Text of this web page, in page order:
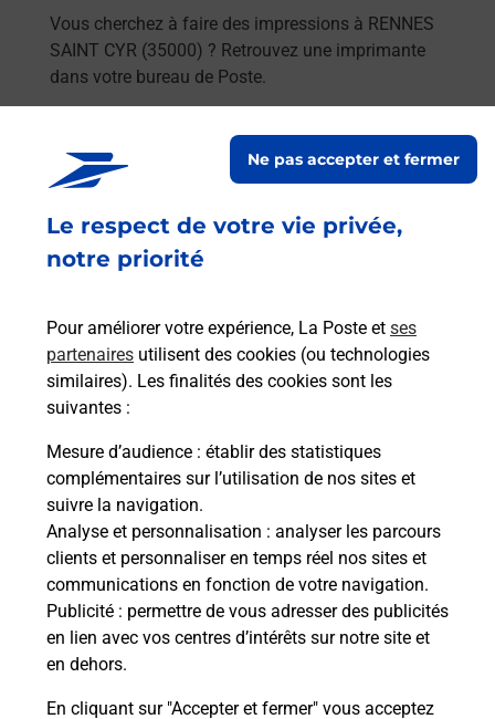
Le respect de votre vie privée,
notre priorité
Pour améliorer votre expérience, La Poste et ses
partenaires utilisent des cookies (ou technologies
similaires). Les finalités des cookies sont les
suivantes :
Mesure d’audience : établir des statistiques
complémentaires sur l’utilisation de nos sites et
suivre la navigation.
Analyse et personnalisation : analyser les parcours
clients et personnaliser en temps réel nos sites et
communications en fonction de votre navigation.
Publicité : permettre de vous adresser des publicités
en lien avec vos centres d’intérêts sur notre site et
en dehors.
En cliquant sur "Accepter et fermer" vous acceptez
Ne pas accepter et fermer
Vous cherchez à faire des impressions à RENNES
SAINT CYR (35000) ? Retrouvez une imprimante
dans votre bureau de Poste.
En savoir plus
Code de la route auto ou moto
(35000) ? Découvrez l'offre proposée par La Poste.
En savoir plus
Permis Bateau
Vous cherchez à passer votre permis bateau à
Rennes (35000) ? Découvrez l'offre proposée par
La Poste.
En savoir plus